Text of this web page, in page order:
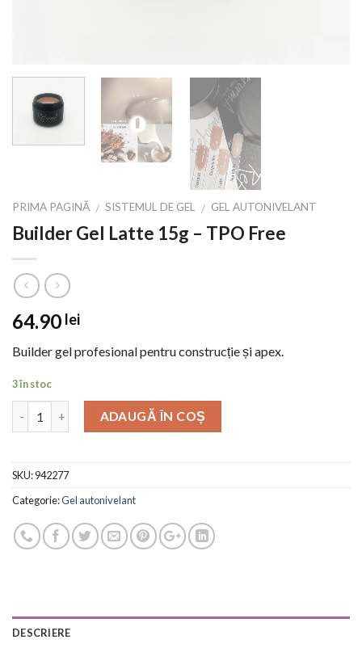
PRIMA PAGINĂ / SISTEMUL DE GEL / GEL AUTONIVELANT
Builder Gel Latte 15g – TPO Free
64.90 lei
Builder gel profesional pentru construcție și apex.
3 în stoc
ADAUGĂ ÎN COȘ
SKU:942277
Categorie:Gel autonivelant
DESCRIERE